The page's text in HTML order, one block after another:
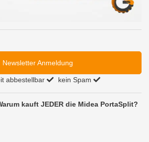
Newsletter Anmeldung
abbestellbar kein Spam
kauft JEDER die Midea PortaSplit?